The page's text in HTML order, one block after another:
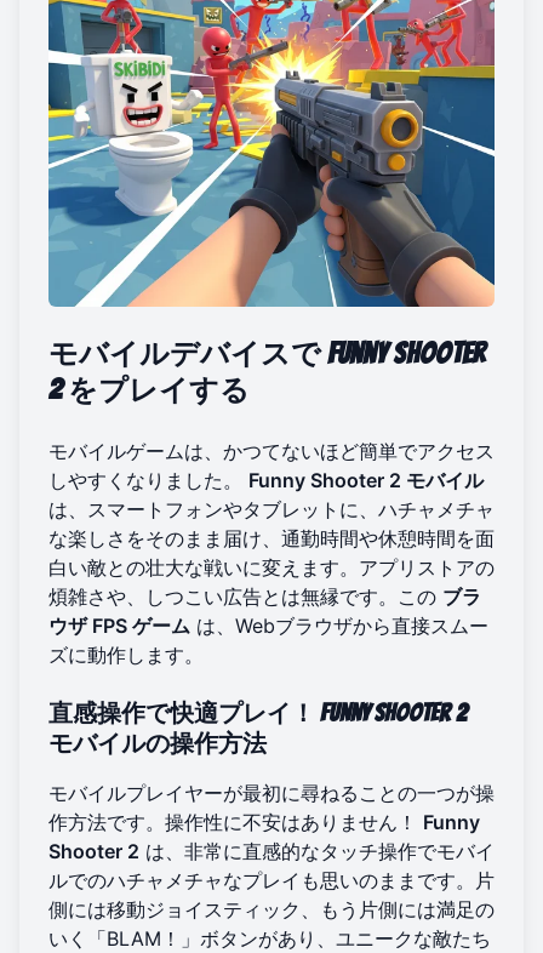
モバイルデバイスでFunny Shooter
2をプレイする
モバイルゲームは、かつてないほど簡単でアクセス
しやすくなりました。 Funny Shooter 2 モバイル
は、スマートフォンやタブレットに、ハチャメチャ
な楽しさをそのまま届け、通勤時間や休憩時間を面
白い敵との壮大な戦いに変えます。アプリストアの
煩雑さや、しつこい広告とは無縁です。この ブラ
ウザ FPS ゲーム は、Webブラウザから直接スムー
ズに動作します。
直感操作で快適プレイ！ Funny Shooter 2
モバイルの操作方法
モバイルプレイヤーが最初に尋ねることの一つが操
作方法です。操作性に不安はありません！ Funny
Shooter 2 は、非常に直感的なタッチ操作でモバイ
ルでのハチャメチャなプレイも思いのままです。片
側には移動ジョイスティック、もう片側には満足の
いく「BLAM！」ボタンがあり、ユニークな敵たち